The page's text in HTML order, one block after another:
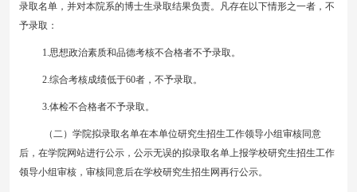
录取名单，并对本院系的博士生录取结果负责。 凡存在以下情形之一者，不
予录取：
1.思想政治素质和品德考核不合格者不予录取。
2.综合考核成绩低于60者， 不予录取。
3.体检不合格者不予录取。
（二）学院拟录取名单在本单位研究生招生工作领导小组审核同意
后，在学院网站进行公示，公示无误的拟录取名单上报学校研究生招生工作
领导小组审核，审核同意后在学校研究生招生网再行公示。